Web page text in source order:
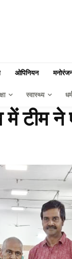
ओपिनियन
स्वास्थ्य
में टीम